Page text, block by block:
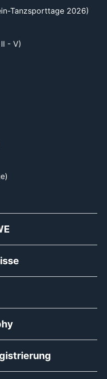
Tanzsporttage 2026)
- V)